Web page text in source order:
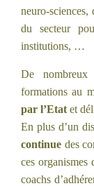
neuro-sciences,
du secteur
institutions, …
De nombreux
formations au
par l’Etat et
En plus d’un
continue des
ces
coachs